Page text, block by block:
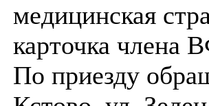
медицинская
карточка члена
По приезду